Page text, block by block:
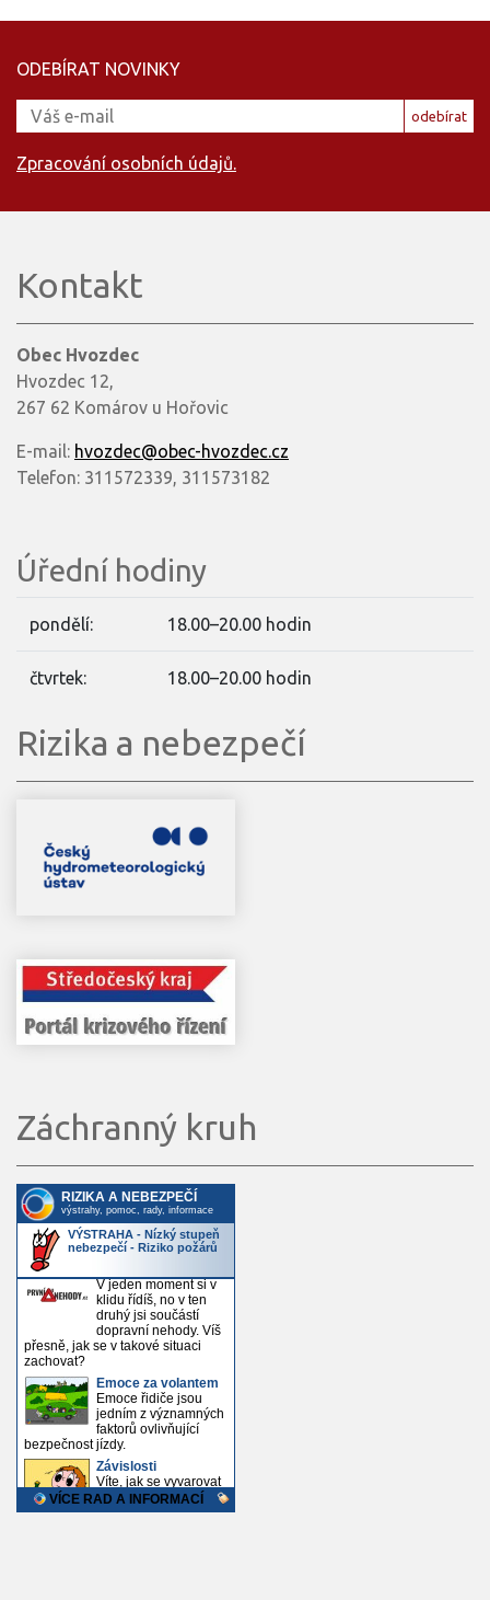
ODEBÍRAT NOVINKY
odebírat
Zpracování osobních údajů.
Kontakt
Obec Hvozdec
Hvozdec 12,
267 62 Komárov u Hořovic
E-mail: hvozdec@obec-hvozdec.cz
Telefon: 311572339, 311573182
Úřední hodiny
pondělí: 18.00–20.00 hodin
čtvrtek: 18.00–20.00 hodin
Rizika a nebezpečí
Záchranný kruh